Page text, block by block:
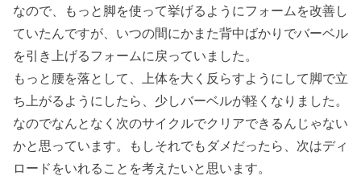
なので、もっと脚を使って挙げるようにフォームを改善し
ていたんですが、いつの間にかまた背中ばかりでバーベル
を引き上げるフォームに戻っていました。
もっと腰を落として、上体を大く反らすようにして脚で立
ち上がるようにしたら、少しバーベルが軽くなりました。
なのでなんとなく次のサイクルでクリアできるんじゃない
かと思っています。もしそれでもダメだったら、次はディ
ロードをいれることを考えたいと思います。